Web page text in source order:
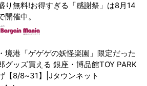
り無料!お得すぎる「感謝祭」は8月14
開催中。
境港「ゲゲゲの妖怪楽園」限定だった
グッズ買える 銀座・博品館TOY PARK
【8/8~31】|Jタウンネット